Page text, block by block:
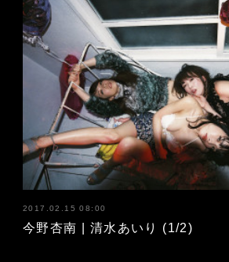
2017.02.15 08:00
今野杏南 | 清水あいり (1/2)